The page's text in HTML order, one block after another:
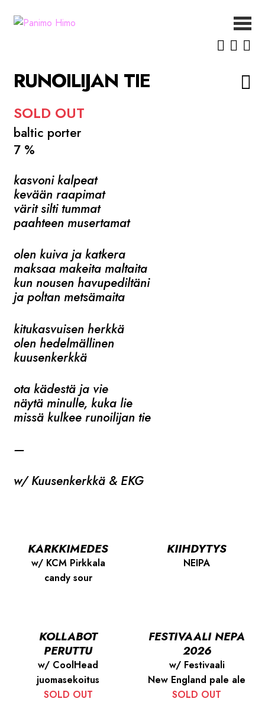
Siirry
Siirry
OLUET
MEISTÄ
YHTEYSTIEDOT
RUNOILIJAN TIE
SOLD OUT
baltic porter
7 %
kasvoni kalpeat
kevään raapimat
värit silti tummat
paahteen musertamat
olen kuiva ja katkera
maksaa makeita maltaita
kun nousen havupediltäni
ja poltan metsämaita
kitukasvuisen herkkä
olen hedelmällinen
kuusenkerkkä
ota kädestä ja vie
näytä minulle, kuka lie
missä kulkee runoilijan tie
—
w/ Kuusenkerkkä & EKG
KARKKIMEDES
w/ KCM Pirkkala
candy sour
KIIHDYTYS
NEIPA
KOLLABOT
PERUTTU
w/ CoolHead
juomasekoitus
SOLD OUT
FESTIVAALI NEPA
2026
w/ Festivaali
New England pale ale
SOLD OUT